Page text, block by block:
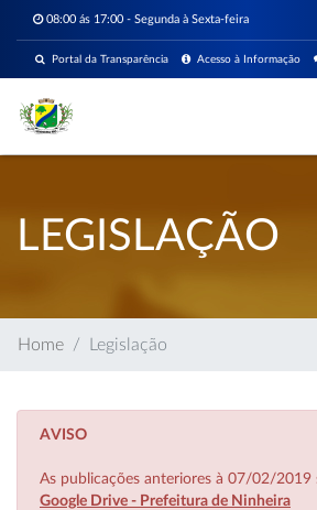
08:00 ás 17:00 - Segunda à Sexta-feira
Acesso à Informação
Portal da Transparência
LEGISLAÇÃO
Home Legislação
AVISO
As publicações anteriores à 07/02/2019
Google Drive - Prefeitura de Ninheira